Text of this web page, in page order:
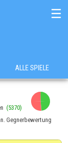
☰
ALLE SPIELE
(5370)
Gegnerbewertung